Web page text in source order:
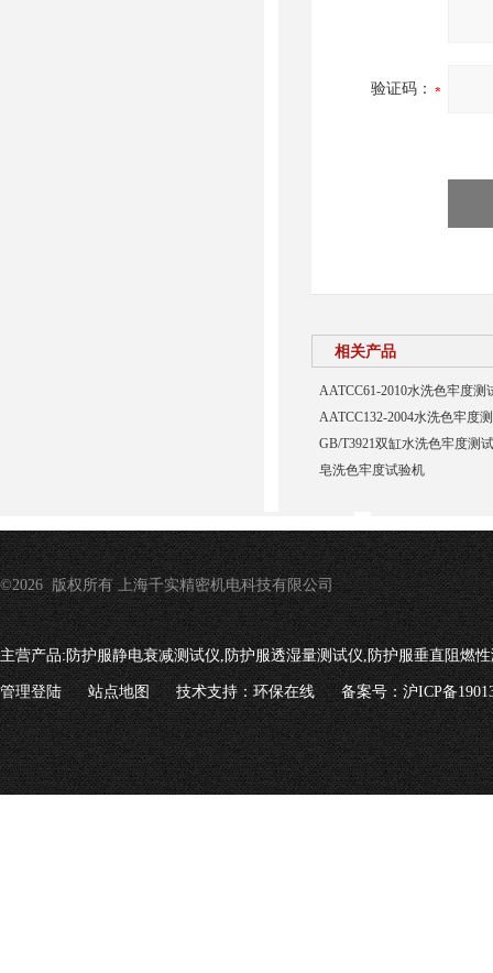
验证码：
相关产品
AATCC61-2010水洗色牢度测
AATCC132-2004水洗色牢度
GB/T3921双缸水洗色牢度测
皂洗色牢度试验机
©2026 版权所有 上海千实精密机电科技有限公司
主营产品:防护服静电衰减测试仪,防护服透湿量测试仪,防护服垂直阻燃
管理登陆 站点地图 技术支持：环保在线 备案号：沪ICP备